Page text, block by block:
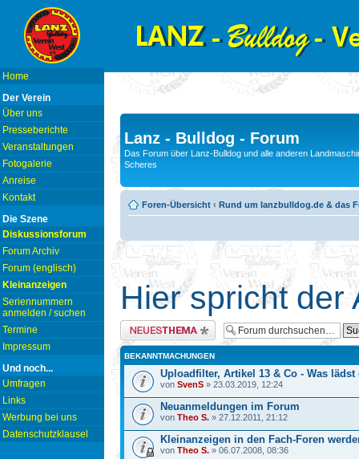
Home
Der Verein
Über uns
Presseberichte
Veranstaltungen
Fotogalerie
Anreise
Kontakt
Die Szene
Diskussionsforum
Forum Archiv
Forum (englisch)
Kleinanzeigen
Seriennummern
anmelden / suchen
Termine
Impressum
Und noch...
Umfragen
Links
Werbung bei uns
Datenschutzklausel
Lanz - Bulldog - Forum
Das Forum über Lanz-Bulldog und alle anderen
Scheres
Foren-Übersicht ‹ Rund um lanzbulldog.de & das
Hier spricht der
Neues Thema erstellen
BEKANNTMACHUNGEN
Uploadfilter, Artikel 13 & Co - Was
von SvenS » 23.03.2019, 12:24
Neuanmeldungen im Forum
von Theo S. » 27.12.2011, 21:12
Kleinanzeigen in den Fach-Foren
von Theo S. » 06.07.2008, 08:36